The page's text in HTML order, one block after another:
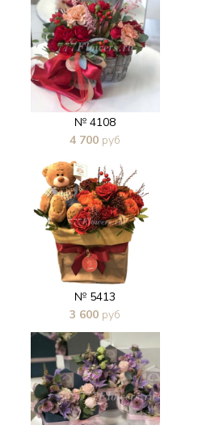
№ 4108
4 700 руб
В 1 клик
№ 5413
3 600 руб
В 1 клик